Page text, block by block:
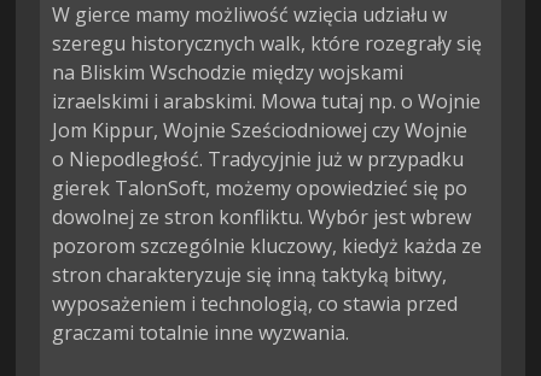
W gierce mamy możliwość wzięcia udziału w
szeregu historycznych walk, które rozegrały się
na Bliskim Wschodzie między wojskami
izraelskimi i arabskimi. Mowa tutaj np. o Wojnie
Jom Kippur, Wojnie Sześciodniowej czy Wojnie
o Niepodległość. Tradycyjnie już w przypadku
gierek TalonSoft, możemy opowiedzieć się po
dowolnej ze stron konfliktu. Wybór jest wbrew
pozorom szczególnie kluczowy, kiedyż każda ze
stron charakteryzuje się inną taktyką bitwy,
wyposażeniem i technologią, co stawia przed
graczami totalnie inne wyzwania.